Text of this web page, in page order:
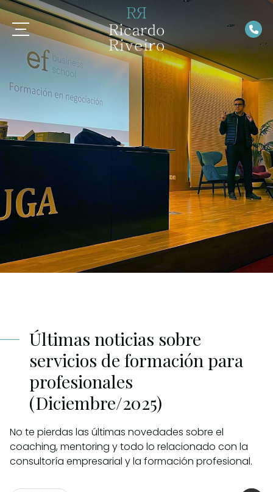
Últimas noticias sobre
servicios de formación para
profesionales
(Diciembre/2025)
No te pierdas las últimas novedades sobre el
coaching, mentoring y todo lo relacionado con la
consultoría empresarial y la formación profesional.